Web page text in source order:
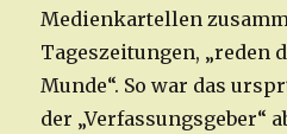
Medienkartellen
Tageszeitungen, „reden
Munde“. So war das
der „Verfassungsgeber“